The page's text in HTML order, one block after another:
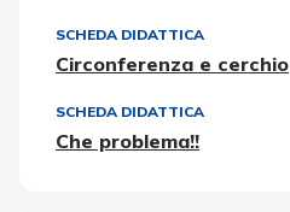
SCHEDA DIDATTICA
Circonferenza e cerchio
SCHEDA DIDATTICA
Che problema!!